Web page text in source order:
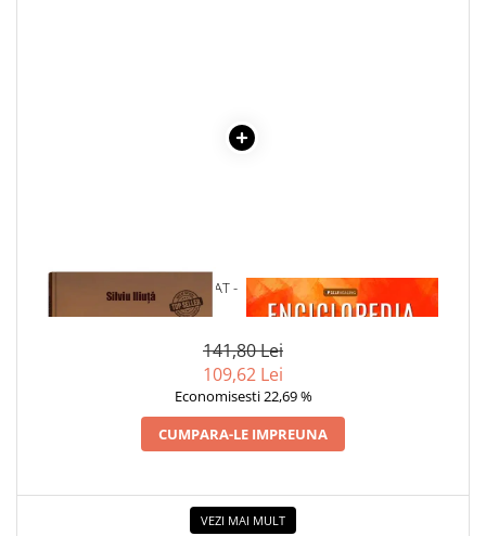
1 x CRONICILE UNUI BARBAT -
VOL. 3
1 x ENCICLOPEDIA
CRISTALELOR
141,80 Lei
109,62 Lei
Economisesti 22,69 %
CUMPARA-LE IMPREUNA
VEZI MAI MULT